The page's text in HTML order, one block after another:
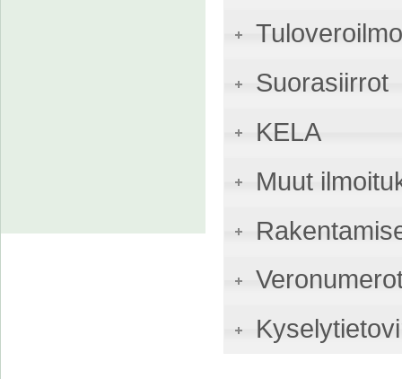
Suorasiirrot
KELA
Muut